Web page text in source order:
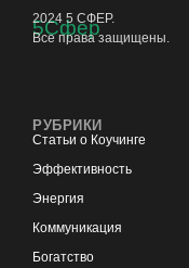
2024 5 СФЕР.
Все права защищены.
РУБРИКИ
Статьи о Коучинге
Эффективность
Энергия
Коммуникация
Богатство